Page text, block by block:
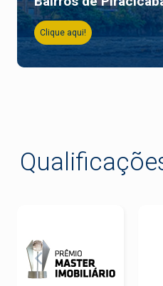
Clique aqui!